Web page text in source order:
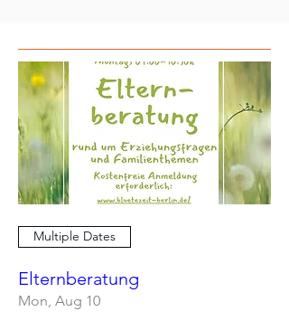
Multiple Dates
Elternberatung
Mon, Aug 10